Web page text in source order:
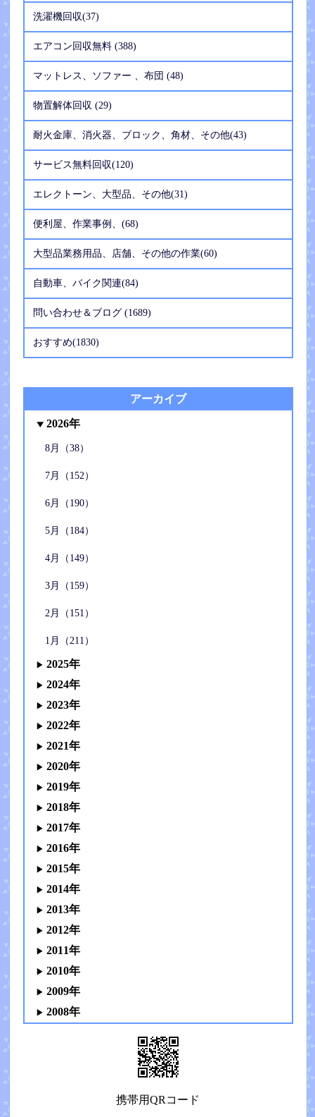
洗濯機回収(37)
エアコン回収無料 (388)
マットレス、ソファー 、布団 (48)
物置解体回収 (29)
耐火金庫、消火器、ブロック、角材、その他(43)
サービス無料回収(120)
エレクトーン、大型品、その他(31)
便利屋、作業事例、(68)
大型品業務用品、店舗、その他の作業(60)
自動車、バイク関連(84)
問い合わせ＆ブログ (1689)
おすすめ(1830)
アーカイブ
2026年
8月（38）
7月（152）
6月（190）
5月（184）
4月（149）
3月（159）
2月（151）
1月（211）
2025年
2024年
2023年
2022年
2021年
2020年
2019年
2018年
2017年
2016年
2015年
2014年
2013年
2012年
2011年
2010年
2009年
2008年
携帯用QRコード